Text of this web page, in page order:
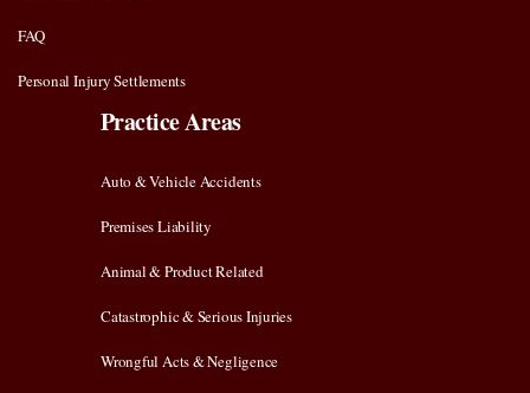
FAQ
Personal Injury Settlements
Practice Areas
Auto & Vehicle Accidents
Premises Liability
Animal & Product Related
Catastrophic & Serious Injuries
Wrongful Acts & Negligence